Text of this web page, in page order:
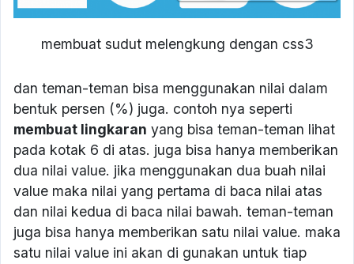
membuat sudut melengkung dengan css3
dan teman-teman bisa menggunakan nilai dalam
bentuk persen (%) juga. contoh nya seperti
membuat lingkaran yang bisa teman-teman lihat
pada kotak 6 di atas. juga bisa hanya memberikan
dua nilai value. jika menggunakan dua buah nilai
value maka nilai yang pertama di baca nilai atas
dan nilai kedua di baca nilai bawah. teman-teman
juga bisa hanya memberikan satu nilai value. maka
satu nilai value ini akan di gunakan untuk tiap